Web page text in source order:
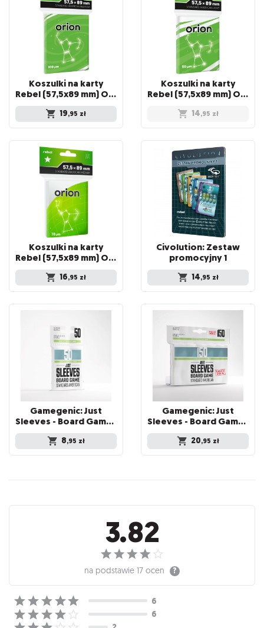
Koszulki na karty
Rebel (57,5x89 mm) Orion Premium, 100 sztuk
19,95 zł
Koszulki na karty
Rebel (57,5x89 mm) Orion Light, 100 sztuk
14,95 zł
Koszulki na karty
Rebel (57,5x89 mm) Orion Medium, 100 sztuk
16,95 zł
Civolution: Zestaw
promocyjny 1
14,95 zł
Gamegenic: Just
Sleeves - Board Game Sleeves (59 x 91 mm) 50 sztuk, Clear
8,95 zł
Gamegenic: Just
Sleeves - Board Game Sleeves (59 x 91 mm) 150 sztuk, Clear
20,95 zł
Recenzje
3.82
na podstawie 17 ocen